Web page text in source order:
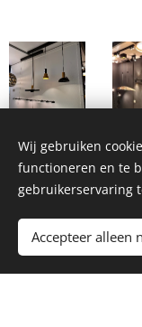
Complete
Naast onze
ook levering en
bedrijven, winkels
zijn niet alleen
Wij gebruiken
functioneren en te
gebruikerservaring
Accepteer alleen